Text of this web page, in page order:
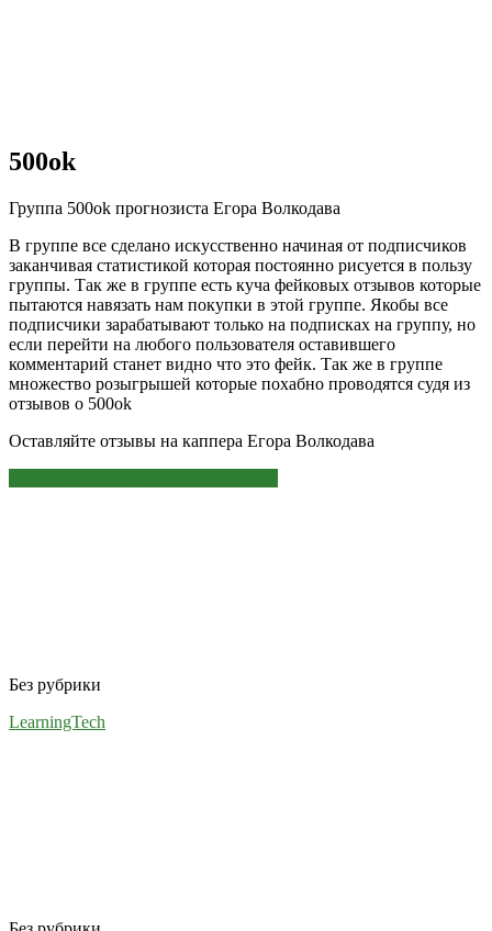
500ok
Группа 500ok прогнозиста Егора Волкодава
В группе все сделано искусственно начиная от подписчиков
заканчивая статистикой которая постоянно рисуется в пользу
группы. Так же в группе есть куча фейковых отзывов которые
пытаются навязать нам покупки в этой группе. Якобы все
подписчики зарабатывают только на подписках на группу, но
если перейти на любого пользователя оставившего
комментарий станет видно что это фейк. Так же в группе
множество розыгрышей которые похабно проводятся судя из
отзывов о 500ok
Оставляйте отзывы на каппера Егора Волкодава
Без рубрики
LearningTech